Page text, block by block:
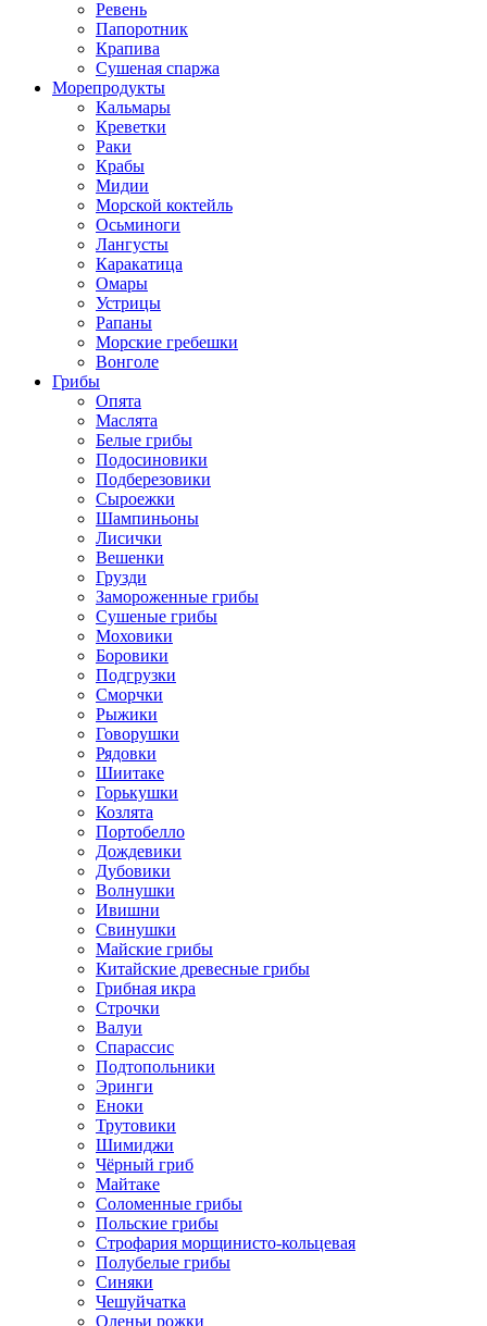
Ревень
Папоротник
Крапива
Сушеная спаржа
Морепродукты
Кальмары
Креветки
Раки
Крабы
Мидии
Морской коктейль
Осьминоги
Лангусты
Каракатица
Омары
Устрицы
Рапаны
Морские гребешки
Вонголе
Грибы
Опята
Маслята
Белые грибы
Подосиновики
Подберезовики
Сыроежки
Шампиньоны
Лисички
Вешенки
Грузди
Замороженные грибы
Сушеные грибы
Моховики
Боровики
Подгрузки
Сморчки
Рыжики
Говорушки
Рядовки
Шиитаке
Горькушки
Козлята
Портобелло
Дождевики
Дубовики
Волнушки
Ивишни
Свинушки
Майские грибы
Китайские древесные грибы
Грибная икра
Строчки
Валуи
Спарассис
Подтопольники
Эринги
Еноки
Трутовики
Шимиджи
Чёрный гриб
Майтаке
Соломенные грибы
Польские грибы
Строфария морщинисто-кольцевая
Полубелые грибы
Синяки
Чешуйчатка
Оленьи рожки